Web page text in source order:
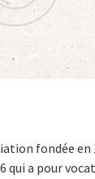
fondée en
qui a pour